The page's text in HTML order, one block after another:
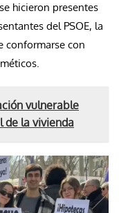
hicieron presentes
del PSOE, la
conformarse con
vulnerable
de la vivienda